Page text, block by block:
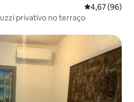
4,67 de uma
4,67 (96)
privativo no terraço